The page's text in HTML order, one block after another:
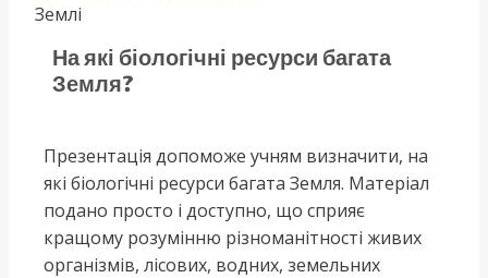
Землі
На які біологічні ресурси багата
Земля?
Презентація допоможе учням визначити, на
які біологічні ресурси багата Земля. Матеріал
подано просто і доступно, що сприяє
кращому розумінню різноманітності живих
організмів, лісових, водних, земельних